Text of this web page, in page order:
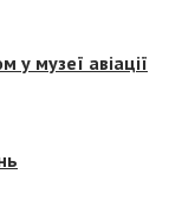
у музеї авіації